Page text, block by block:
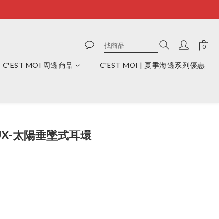
C'EST MOI 周邊商品 C'EST MOI | 夏季海邊系列優惠
太陽垂墜式耳環